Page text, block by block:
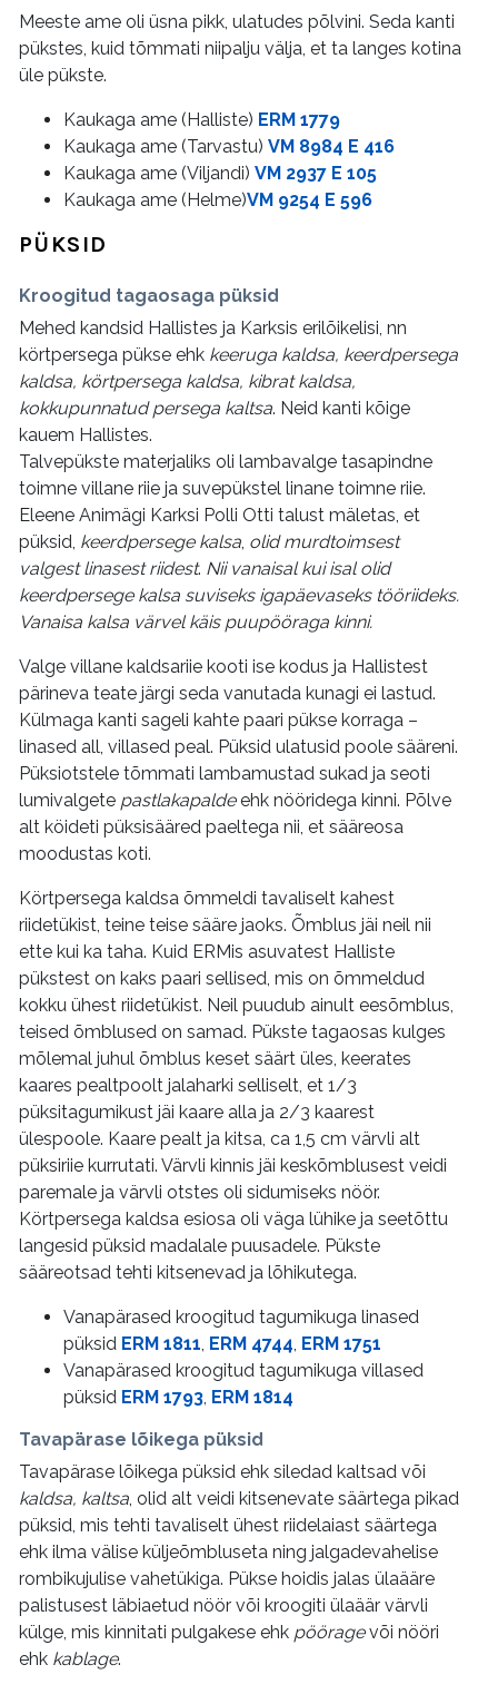
Meeste ame oli üsna pikk, ulatudes põlvini. Seda kanti
pükstes, kuid tõmmati niipalju välja, et ta langes kotina
üle pükste.
Kaukaga ame (Halliste) ERM 1779
Kaukaga ame (Tarvastu) VM 8984 E 416
Kaukaga ame (Viljandi) VM 2937 E 105
Kaukaga ame (Helme)VM 9254 E 596
PÜKSID
Kroogitud tagaosaga püksid
Mehed kandsid Hallistes ja Karksis erilõikelisi, nn
körtpersega pükse ehk keeruga kaldsa, keerdpersega
kaldsa, körtpersega kaldsa, kibrat kaldsa,
kokkupunnatud persega kaltsa. Neid kanti kõige
kauem Hallistes.
Talvepükste materjaliks oli lambavalge tasapindne
toimne villane riie ja suvepükstel linane toimne riie.
Eleene Animägi Karksi Polli Otti talust mäletas, et
püksid, keerdpersege kalsa, olid murdtoimsest
valgest linasest riidest. Nii vanaisal kui isal olid
keerdpersege kalsa suviseks igapäevaseks tööriideks.
Vanaisa kalsa värvel käis puupööraga kinni.
Valge villane kaldsariie kooti ise kodus ja Hallistest
pärineva teate järgi seda vanutada kunagi ei lastud.
Külmaga kanti sageli kahte paari pükse korraga –
linased all, villased peal. Püksid ulatusid poole sääreni.
Püksiotstele tõmmati lambamustad sukad ja seoti
lumivalgete pastlakapaldeehk nööridega kinni. Põlve
alt köideti püksisääred paeltega nii, et sääreosa
moodustas koti.
Körtpersega kaldsa õmmeldi tavaliselt kahest
riidetükist, teine teise sääre jaoks. Õmblus jäi neil nii
ette kui ka taha. Kuid ERMis asuvatest Halliste
pükstest on kaks paari sellised, mis on õmmeldud
kokku ühest riidetükist. Neil puudub ainult eesõmblus,
teised õmblused on samad. Pükste tagaosas kulges
mõlemal juhul õmblus keset säärt üles, keerates
kaares pealtpoolt jalaharki selliselt, et 1/3
püksitagumikust jäi kaare alla ja 2/3 kaarest
ülespoole. Kaare pealt ja kitsa, ca 1,5 cm värvli alt
püksiriie kurrutati. Värvli kinnis jäi keskõmblusest veidi
paremale ja värvli otstes oli sidumiseks nöör.
Körtpersega kaldsa esiosa oli väga lühike ja seetõttu
langesid püksid madalale puusadele. Pükste
sääreotsad tehti kitsenevad ja lõhikutega.
Vanapärased kroogitud tagumikuga linased
püksid ERM 1811, ERM 4744, ERM 1751
Vanapärased kroogitud tagumikuga villased
püksid ERM 1793, ERM 1814
Tavapärase lõikega püksid
Tavapärase lõikega püksid ehk siledad kaltsad või
kaldsa, kaltsa, olid alt veidi kitsenevate säärtega pikad
püksid, mis tehti tavaliselt ühest riidelaiast säärtega
ehk ilma välise küljeõmbluseta ning jalgadevahelise
rombikujulise vahetükiga. Pükse hoidis jalas ülaääre
palistusest läbiaetud nöör või kroogiti ülaäär värvli
külge, mis kinnitati pulgakese ehk pööragevõi nööri
ehk kablage.